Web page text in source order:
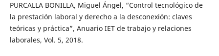
PURCALLA BONILLA, Miguel Ángel, “Control tecnológico de
la prestación laboral y derecho a la desconexión: claves
teóricas y práctica”, Anuario IET de trabajo y relaciones
laborales, Vol. 5, 2018.